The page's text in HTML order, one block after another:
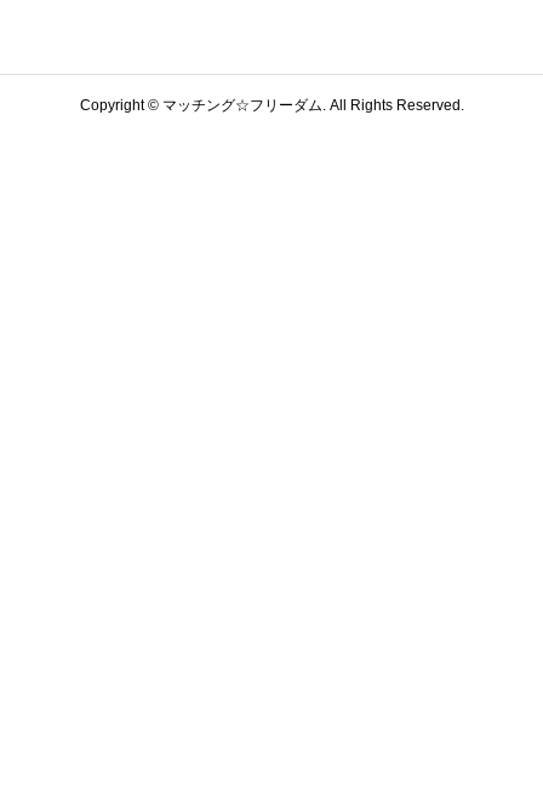
Copyright ©マッチング☆フリーダム. All Rights Reserved.